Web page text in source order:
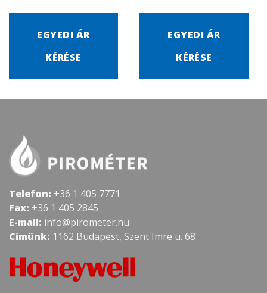
EGYEDI ÁR
KÉRÉSE
EGYEDI ÁR
KÉRÉSE
Telefon: +36 1 405 7771
Fax: +36 1 405 2845
E-mail: info@pirometer.hu
Címünk: 1162 Budapest, Szent Imre u. 68